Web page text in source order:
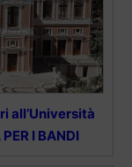
all’Università
I BANDI